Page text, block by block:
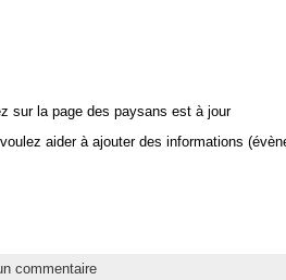
sur la page des paysans est à jour
aider à ajouter des informations
commentaire